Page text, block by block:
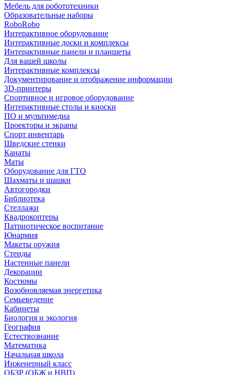
Мебель для робототехники
Образовательные наборы
RoboRobo
Интерактивное оборудование
Интерактивные доски и комплексы
Интерактивные панели и планшеты
Для вашей школы
Интерактивные комплексы
Документирование и отображение информации
3D-принтеры
Спортивное и игровое оборудование
Интерактивные столы и киоски
ПО и мультимедиа
Проекторы и экраны
Спорт инвентарь
Шведские стенки
Канаты
Маты
Оборудование для ГТО
Шахматы и шашки
Автогородки
Библиотека
Стеллажи
Квадрокоптеры
Патриотическое воспитание
Юнармия
Макеты оружия
Стенды
Настенные панели
Декорации
Костюмы
Возобновляемая энергетика
Семьеведение
Кабинеты
Биология и экология
География
Естествознание
Математика
Начальная школа
Инженерный класс
ОБЗР (ОБЖ и НВП)